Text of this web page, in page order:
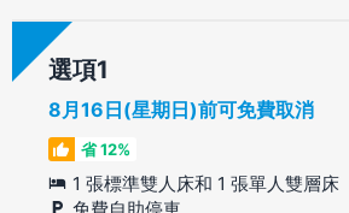
選項
8月16日(星期日)前可免費取消
省 12%
1 張標準雙人床和 1 張單人雙層床
免費自助停車